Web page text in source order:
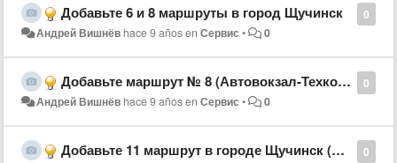
0
Добавьте 6 и 8 маршруты в город Щучинск
Андрей Вишнёв hace 9 añosenСервис • 0
0
Добавьте маршрут № 8 (Автовокзал-Техколледж-Ак желкен-Дачи)
Андрей Вишнёв hace 9 añosenСервис • 0
0
Добавьте 11 маршрут в городе Щучинск (Вокзал-п.Бурабай-Птицефабрика)